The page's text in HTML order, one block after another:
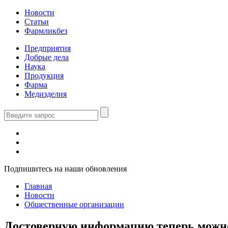
Новости
Статьи
Фармликбез
Предприятия
Добрые дела
Наука
Продукция
Фарма
Медизделия
Подпишитесь на наши обновления
Главная
Новости
Общественные организации